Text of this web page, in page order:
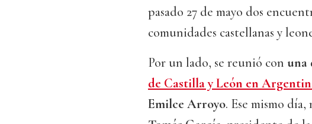
pasado 27 de mayo dos
comunidades castellanas y
Por un lado, se reunió con una
de Castilla y León en
Emilce Arroyo. Ese mismo